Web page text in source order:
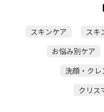
スキンケア スキ
お悩み別ケア
洗顔・クレ
クリス